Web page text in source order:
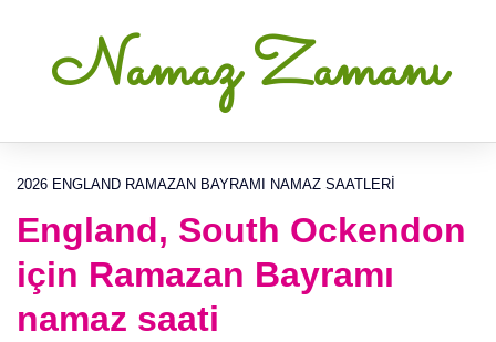
Namaz Zamanı
2026 ENGLAND RAMAZAN BAYRAMI NAMAZ SAATLERI
England, South Ockendon
için Ramazan Bayramı
namaz saati